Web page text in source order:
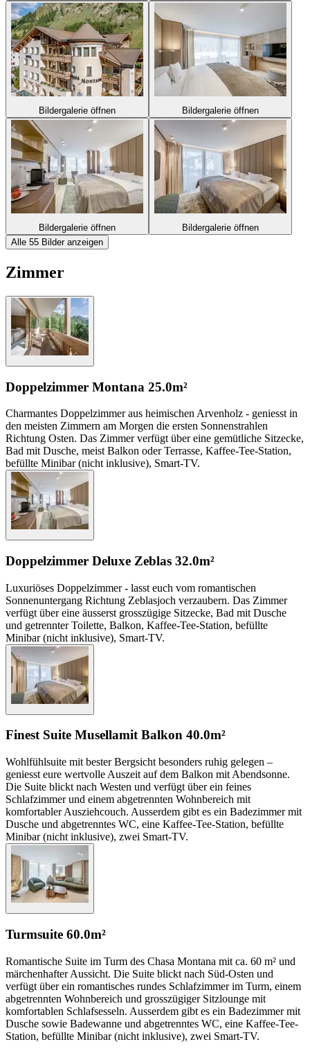
Bildergalerie öffnen Bildergalerie öffnen
Bildergalerie öffnen
Bildergalerie öffnen
Alle 55 Bilder anzeigen
Zimmer
Doppelzimmer Montana 25.0m²
Charmantes Doppelzimmer aus heimischen Arvenholz - geniesst in
den meisten Zimmern am Morgen die ersten Sonnenstrahlen
Richtung Osten. Das Zimmer verfügt über eine gemütliche Sitzecke,
Bad mit Dusche, meist Balkon oder Terrasse, Kaffee-Tee-Station,
befüllte Minibar (nicht inklusive), Smart-TV.
Doppelzimmer Deluxe Zeblas 32.0m²
Luxuriöses Doppelzimmer - lasst euch vom romantischen
Sonnenuntergang Richtung Zeblasjoch verzaubern. Das Zimmer
verfügt über eine äusserst grosszügige Sitzecke, Bad mit Dusche
und getrennter Toilette, Balkon, Kaffee-Tee-Station, befüllte
Minibar (nicht inklusive), Smart-TV.
Finest Suite Musellamit Balkon 40.0m²
Wohlfühlsuite mit bester Bergsicht besonders ruhig gelegen –
geniesst eure wertvolle Auszeit auf dem Balkon mit Abendsonne.
Die Suite blickt nach Westen und verfügt über ein feines
Schlafzimmer und einem abgetrennten Wohnbereich mit
komfortabler Ausziehcouch. Ausserdem gibt es ein Badezimmer mit
Dusche und abgetrenntes WC, eine Kaffee-Tee-Station, befüllte
Minibar (nicht inklusive), zwei Smart-TV.
Turmsuite 60.0m²
Romantische Suite im Turm des Chasa Montana mit ca. 60 m² und
märchenhafter Aussicht. Die Suite blickt nach Süd-Osten und
verfügt über ein romantisches rundes Schlafzimmer im Turm, einem
abgetrennten Wohnbereich und grosszügiger Sitzlounge mit
komfortablen Schlafsesseln. Ausserdem gibt es ein Badezimmer mit
Dusche sowie Badewanne und abgetrenntes WC, eine Kaffee-Tee-
Station, befüllte Minibar (nicht inklusive), zwei Smart-TV.